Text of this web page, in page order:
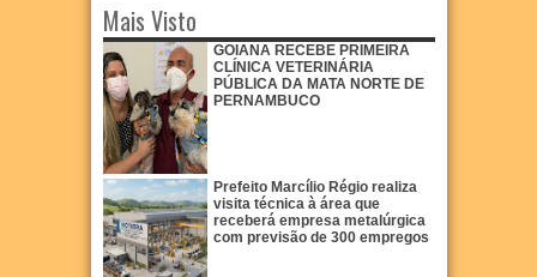
Mais Visto
GOIANA RECEBE PRIMEIRA
CLÍNICA VETERINÁRIA
PÚBLICA DA MATA NORTE DE
PERNAMBUCO
Prefeito Marcílio Régio realiza
visita técnica à área que
receberá empresa metalúrgica
com previsão de 300 empregos